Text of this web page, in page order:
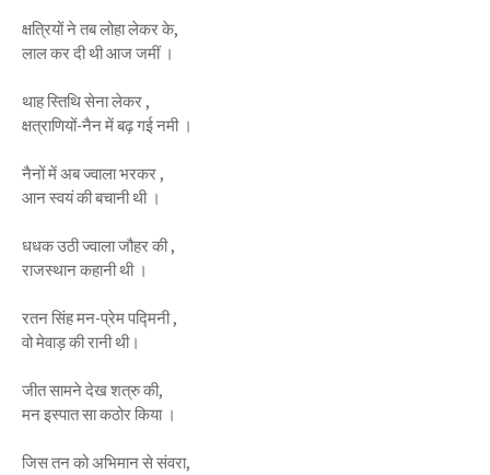
क्षत्रियों ने तब लोहा लेकर के,
लाल कर दी थी आज जमीं ।
थाह स्तिथि सेना लेकर ,
क्षत्राणियों-नैन में बढ़ गई नमी ।
नैनों में अब ज्वाला भरकर ,
आन स्वयं की बचानी थी ।
धधक उठी ज्वाला जौहर की ,
राजस्थान कहानी थी ।
रतन सिंह मन-प्रेम पद्मिनी ,
वो मेवाड़ की रानी थी।
जीत सामने देख शत्रु की,
मन इस्पात सा कठोर किया ।
जिस तन को अभिमान से संवरा,